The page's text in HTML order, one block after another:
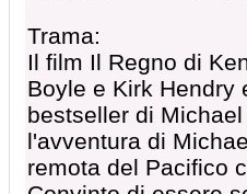
Trama:
Il film Il Regno di
Boyle e Kirk Hendry
bestseller di
l'avventura di
remota del Pacifico